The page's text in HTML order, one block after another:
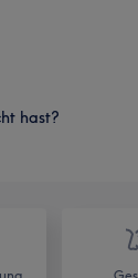
hast?